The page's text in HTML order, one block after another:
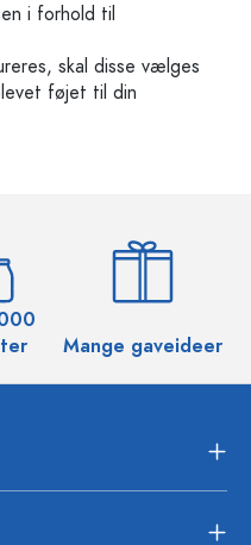
i forhold til
skal disse vælges
føjet til din
Mange gaveideer